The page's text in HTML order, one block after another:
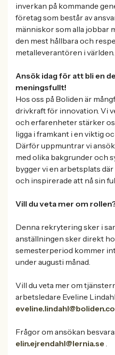
inverkan på kommande
företag som består av
människor som alla jobbar
den mest hållbara och
metalleverantören i världen.
Ansök idag för att bli en
meningsfullt!
Hos oss på Boliden är
drivkraft för innovation. Vi
och erfarenheter stärker
ligga i framkant i en viktig
Därför uppmuntrar vi
med olika bakgrunder och
bygger vi en arbetsplats
och inspirerade att nå sin
Vill du veta mer om
Denna rekrytering sker i
anställningen sker direkt
semesterperiod kommer
under augusti månad.
Vill du veta mer om
arbetsledare Eveline
Frågor om ansökan
elin.ejrendahl@lernia.se .